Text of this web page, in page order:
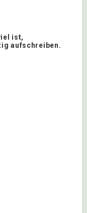
ist,
aufschreiben.